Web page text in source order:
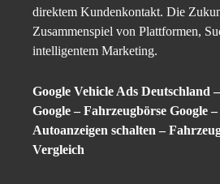
direktem Kundenkontakt. Die
Zusammenspiel von Plattformen,
intelligentem Marketing.
Google Vehicle Ads Deutschland
Google – Fahrzeugbörse Google –
Autoanzeigen schalten –
Vergleich